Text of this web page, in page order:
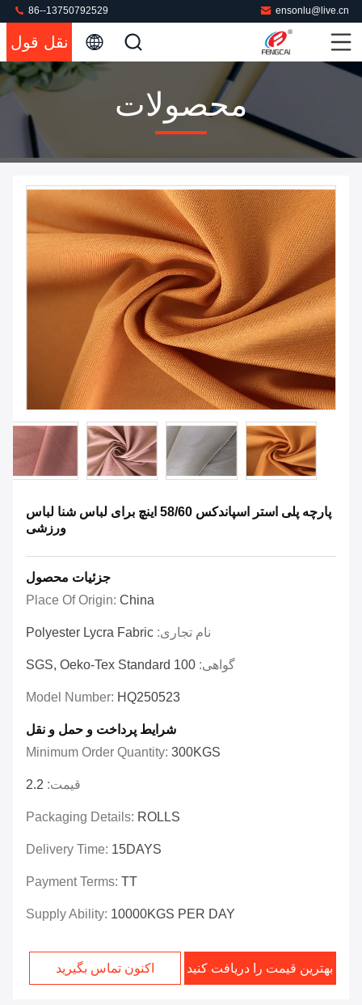
ensonlu@live.cn
86--13750792529
نقل قول
محصولات
پارچه پلی استر اسپاندکس 58/60 اینچ برای لباس شنا لباس
ورزشی
جزئیات محصول
Place Of Origin: China
نام تجاری: Polyester Lycra Fabric
گواهی: SGS, Oeko-Tex Standard 100
Model Number: HQ250523
شرایط پرداخت و حمل و نقل
Minimum Order Quantity: 300KGS
قیمت: 2.2
Packaging Details: ROLLS
Delivery Time: 15DAYS
Payment Terms: TT
Supply Ability: 10000KGS PER DAY
بهترین قیمت را دریافت کنید اکنون تماس بگیرید